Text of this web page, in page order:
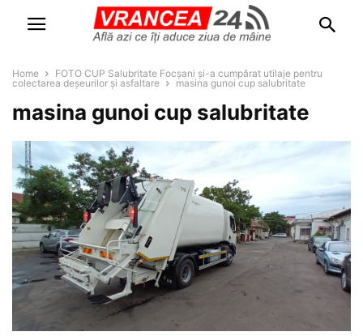
Home
FOTO CUP Salubritate Focșani și-a cumpărat utilaje pentru
colectarea deșeurilor și asfaltare
masina gunoi cup salubritate
masina gunoi cup salubritate